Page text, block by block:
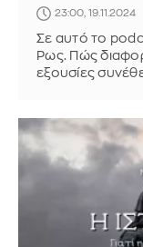
23:00, 19.11.2024
Σε αυτό το
Ρως. Πώς
εξουσίες